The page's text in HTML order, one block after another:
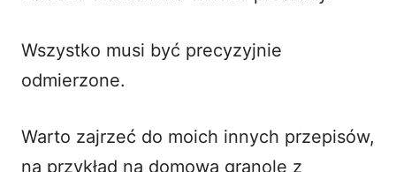
Wszystko musi być precyzyjnie
odmierzone.
Warto zajrzeć do moich innych przepisów,
na przykład na domową granolę z